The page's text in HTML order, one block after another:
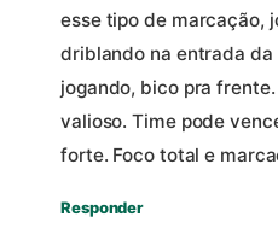
esse tipo de marcação,
driblando na entrada da
jogando, bico pra
valioso. Time pode
forte. Foco total e
Responder